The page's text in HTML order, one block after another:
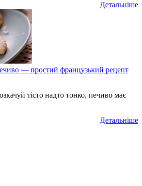
Детальніше
— простий французький рецепт
тісто надто тонко, печиво має
Детальніше